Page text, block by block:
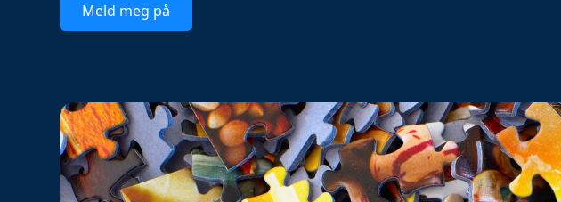
Meld meg på